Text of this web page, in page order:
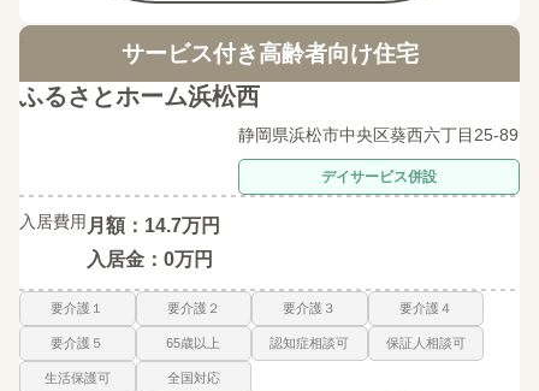
サービス付き高齢者向け住宅
ふるさとホーム浜松西
静岡県浜松市中央区葵西六丁目25-89
デイサービス併設
入居費用 月額：14.7万円
入居金：0万円
要介護１ 要介護２ 要介護３ 要介護４
要介護５ 65歳以上 認知症相談可 保証人相談可
生活保護可 全国対応